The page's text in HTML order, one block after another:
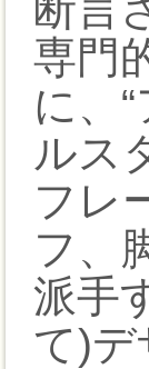
専門
に、
ルス
フレ
フ、
派手
て)デ